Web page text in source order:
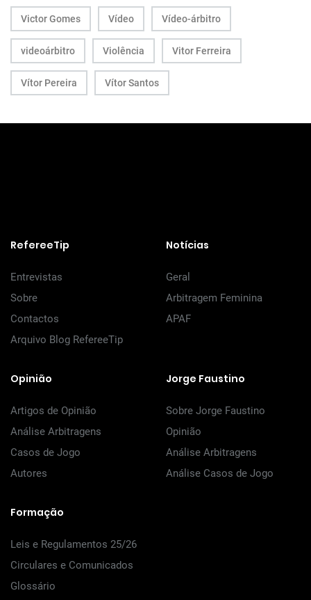
Victor Gomes Vídeo Vídeo-árbitro
videoárbitro Violência Vitor Ferreira
Vítor Pereira Vítor Santos
RefereeTip
Entrevistas
Sobre
Contactos
Arquivo Blog RefereeTip
Notícias
Geral
Arbitragem Feminina
APAF
Opinião
Artigos de Opinião
Análise Arbitragens
Casos de Jogo
Autores
Jorge Faustino
Sobre Jorge Faustino
Opinião
Análise Arbitragens
Análise Casos de Jogo
Formação
Leis e Regulamentos 25/26
Circulares e Comunicados
Glossário